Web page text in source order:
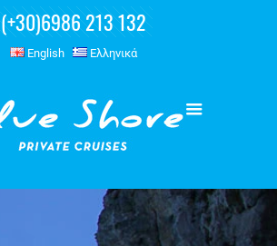
(+30)6986 213 132
English Ελληνικά